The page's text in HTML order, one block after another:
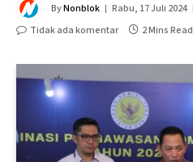
ByNonblok Rabu, 17 Juli 2024
Tidak ada komentar
2 Mins Read